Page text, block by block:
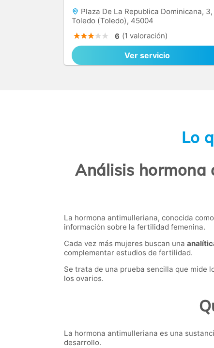
Plaza De La Republica Dominicana, 3,
Toledo (Toledo), 45004
6 (1 valoración)
Ver servicio
Lo
Análisis hormona
La hormona antimulleriana, conocida como
información sobre la fertilidad femenina.
Cada vez más mujeres buscan una
complementar estudios de fertilidad.
Se trata de una prueba sencilla que mide
los ovarios.
La hormona antimulleriana es una
desarrollo.